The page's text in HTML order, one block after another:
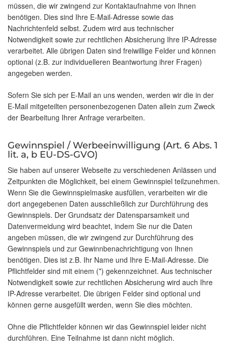
müssen, die wir zwingend zur Kontaktaufnahme von Ihnen
benötigen. Dies sind Ihre E-Mail-Adresse sowie das
Nachrichtenfeld selbst. Zudem wird aus technischer
Notwendigkeit sowie zur rechtlichen Absicherung Ihre IP-Adresse
verarbeitet. Alle übrigen Daten sind freiwillige Felder und können
optional (z.B. zur individuelleren Beantwortung ihrer Fragen)
angegeben werden.
Sofern Sie sich per E-Mail an uns wenden, werden wir die in der
E-Mail mitgeteilten personenbezogenen Daten allein zum Zweck
der Bearbeitung Ihrer Anfrage verarbeiten.
Gewinnspiel / Werbeeinwilligung (Art. 6 Abs. 1
lit. a, b EU-DS-GVO)
Sie haben auf unserer Webseite zu verschiedenen Anlässen und
Zeitpunkten die Möglichkeit, bei einem Gewinnspiel teilzunehmen.
Wenn Sie die Gewinnspielmaske ausfüllen, verarbeiten wir die
dort angegebenen Daten ausschließlich zur Durchführung des
Gewinnspiels. Der Grundsatz der Datensparsamkeit und
Datenvermeidung wird beachtet, indem Sie nur die Daten
angeben müssen, die wir zwingend zur Durchführung des
Gewinnspiels und zur Gewinnbenachrichtigung von Ihnen
benötigen. Dies ist z.B. Ihr Name und Ihre E-Mail-Adresse. Die
Pflichtfelder sind mit einem (*) gekennzeichnet. Aus technischer
Notwendigkeit sowie zur rechtlichen Absicherung wird auch Ihre
IP-Adresse verarbeitet. Die übrigen Felder sind optional und
können gerne ausgefüllt werden, wenn Sie dies möchten.
Ohne die Pflichtfelder können wir das Gewinnspiel leider nicht
durchführen. Eine Teilnahme ist dann nicht möglich.